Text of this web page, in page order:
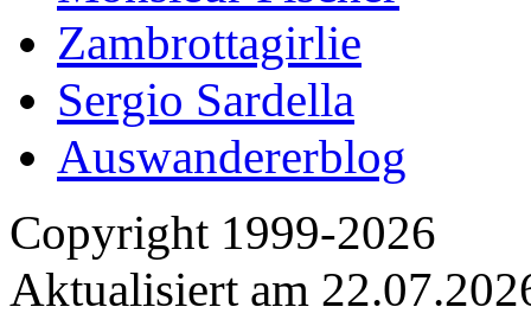
Zambrottagirlie
Sergio Sardella
Auswandererblog
Copyright 1999-2026
Aktualisiert am